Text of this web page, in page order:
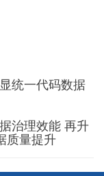
统一代码数据
治理效能 再升
质量提升